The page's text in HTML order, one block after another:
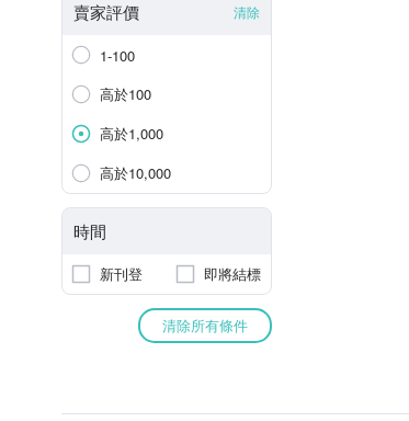
賣家評價 清除
1-100
高於100
高於1,000
高於10,000
時間
新刊登 即將結標
清除所有條件